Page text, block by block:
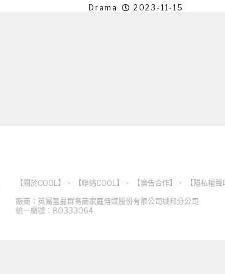
Drama 2023-11-15
【關於COOL】 、 【聯絡COOL】 、 【廣告合作】 、
【隱私權
廠商：英屬蓋曼群島商家庭傳媒股份有限公司城邦分公司
統一編號：80333064